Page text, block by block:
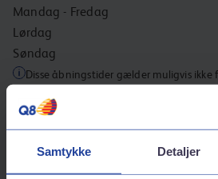
Samtykke Detaljer
Mandag - Fredag
Lørdag
Søndag
Disse åbningstider gælder muligvis ikke
Kontaktinformation
Adresse